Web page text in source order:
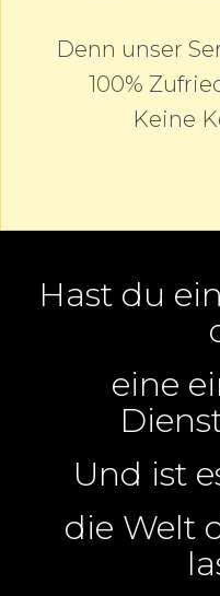
Denn unser
100%
Keine
Hast du
eine
Und ist
die Welt